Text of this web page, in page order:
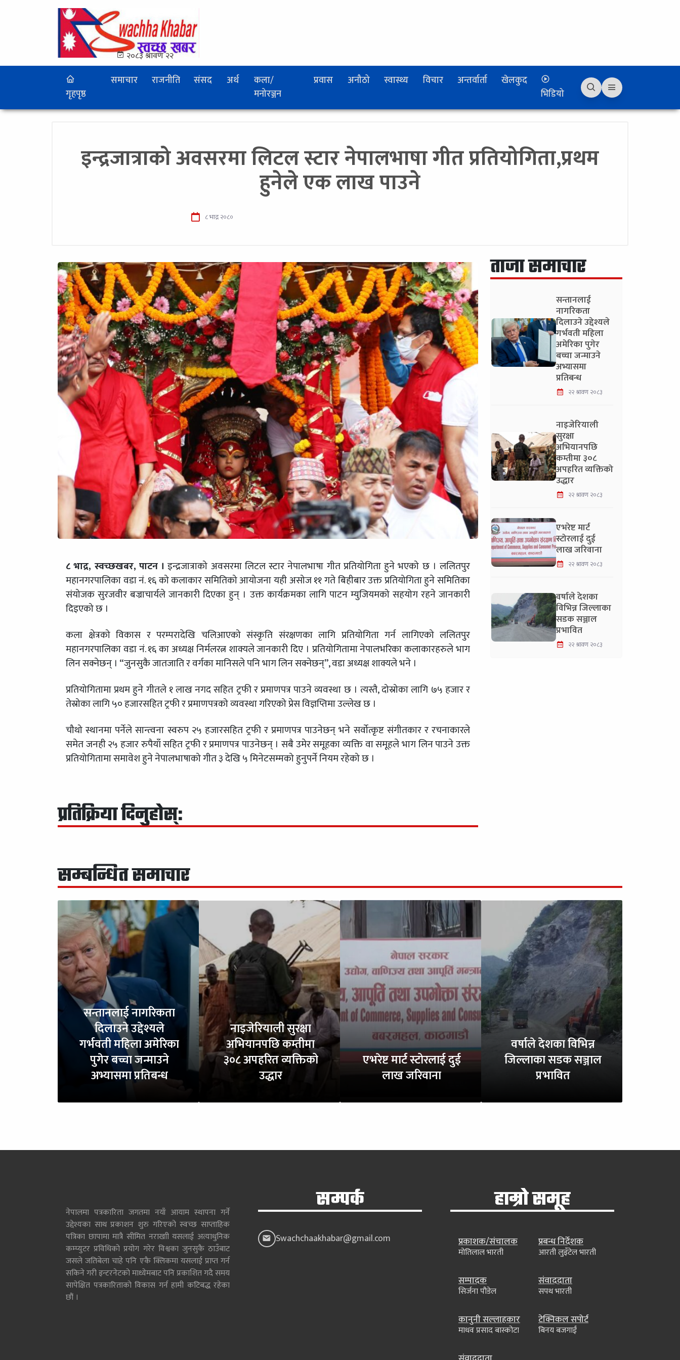
२०८३ श्रावण २२
गृहपृष्ठ
समाचार राजनीति संसद अर्थ
कला/
मनोरञ्जन
प्रवास अनौठो स्वास्थ्य विचार अन्तर्वार्ता
खेलकुद
भिडियो
इन्द्रजात्राको अवसरमा लिटल स्टार नेपालभाषा गीत प्रतियोगिता,प्रथम
हुनेले एक लाख पाउने
८ भाद्र २०८०
८ भाद्र, स्वच्छखबर, पाटन । इन्द्रजात्राको अवसरमा लिटल स्टार नेपालभाषा गीत प्रतियोगिता हुने भएको छ । ललितपुर
महानगरपालिका वडा नं. १६ को कलाकार समितिको आयोजना यही असोज ११ गते बिहीबार उक्त प्रतियोगिता हुने समितिका
संयोजक सुरजवीर बज्राचार्यले जानकारी दिएका हुन् । उक्त कार्यक्रमका लागि पाटन म्युजियमको सहयोग रहने जानकारी
दिइएको छ ।
कला क्षेत्रको विकास र परम्परादेखि चलिआएको संस्कृति संरक्षणका लागि प्रतियोगिता गर्न लागिएको ललितपुर
महानगरपालिका वडा नं. १६ का अध्यक्ष निर्मलरत्न शाक्यले जानकारी दिए । प्रतियोगितामा नेपालभरिका कलाकारहरुले भाग
लिन सक्नेछन् । “जुनसुकै जातजाति र वर्गका मानिसले पनि भाग लिन सक्नेछन्”, वडा अध्यक्ष शाक्यले भने ।
प्रतियोगितामा प्रथम हुने गीतले १ लाख नगद सहित ट्रफी र प्रमाणपत्र पाउने व्यवस्था छ । त्यस्तै, दोस्रोका लागि ७५ हजार र
तेस्रोका लागि ५० हजारसहित ट्रफी र प्रमाणपत्रको व्यवस्था गरिएको प्रेस विज्ञप्तिमा उल्लेख छ ।
चौथो स्थानमा पर्नेले सान्त्वना स्वरुप २५ हजारसहित ट्रफी र प्रमाणपत्र पाउनेछन् भने सर्वोत्कृष्ट संगीतकार र रचनाकारले
समेत जनही २५ हजार रुपैयाँ सहित ट्रफी र प्रमाणपत्र पाउनेछन् । सबै उमेर समूहका व्यक्ति वा समूहले भाग लिन पाउने उक्त
प्रतियोगितामा समावेश हुने नेपालभाषाको गीत ३ देखि ५ मिनेटसम्मको हुनुपर्ने नियम रहेको छ ।
प्रतिक्रिया दिनुहोस्:
ताजा समाचार
सन्तानलाई
नागरिकता
दिलाउने उद्देश्यले
गर्भवती महिला
अमेरिका पुगेर
बच्चा जन्माउने
अभ्यासमा
प्रतिबन्ध
२२ श्रावण २०८३
नाइजेरियाली
सुरक्षा
अभियानपछि
कम्तीमा ३०८
अपहरित व्यक्तिको
उद्धार
२२ श्रावण २०८३
एभरेष्ट मार्ट
स्टोरलाई दुई
लाख जरिवाना
२२ श्रावण २०८३
वर्षाले देशका
विभिन्न जिल्लाका
सडक सञ्जाल
प्रभावित
२२ श्रावण २०८३
सम्बन्धित समाचार
सन्तानलाई नागरिकता
दिलाउने उद्देश्यले
गर्भवती महिला अमेरिका
पुगेर बच्चा जन्माउने
अभ्यासमा प्रतिबन्ध
नाइजेरियाली सुरक्षा
अभियानपछि कम्तीमा
३०८ अपहरित व्यक्तिको
उद्धार
एभरेष्ट मार्ट स्टोरलाई दुई
लाख जरिवाना
वर्षाले देशका विभिन्न
जिल्लाका सडक सञ्जाल
प्रभावित
नेपालमा पत्रकारिता जगतमा नयाँ आयाम स्थापना गर्ने
उद्देश्यका साथ प्रकाशन शुरु गरिएको स्वच्छ साप्ताहिक
पत्रिका छापामा मात्रै सीमित नराखाी यसलाई अत्याधुनिक
कम्प्युटर प्रविधिको प्रयोग गरेर विश्वका जुनसुकै ठाउँबाट
जसले जतिबेला चाहे पनि एकै क्लिकमा यसलाई प्राप्त गर्न
सकिने गरी इन्टरनेटको माध्येमबाट पनि प्रकाशित गदै समय
सापेक्षित पत्रकारिताको विकास गर्न हामी कटिबद्ध रहेका
छौं ।
सम्पर्क
Swachchaakhabar@gmail.com
हाम्रो समूह
प्रकाशक/संचालक
मोतिलाल भारती
प्रबन्ध निर्देशक
आरती लुइँटेल भारती
सम्पादक
सिर्जना पौडेल
संवाददाता
सपथ भारती
कानुनी सल्लाहकार
माधव प्रसाद बास्कोटा
टेक्निकल सपोर्ट
बिनय बजगाईं